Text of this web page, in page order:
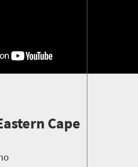
Cape